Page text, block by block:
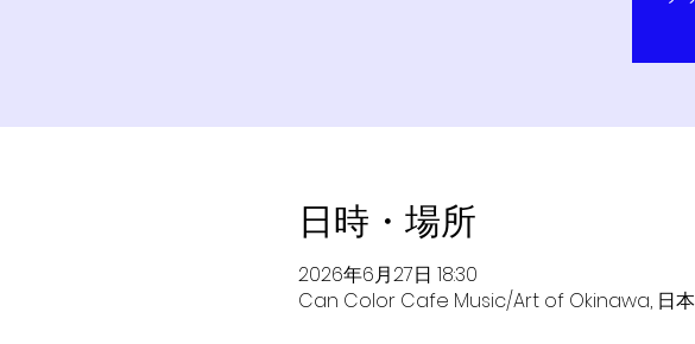
日時・場所
2026年6月27日 18:30
Can Color Cafe Music/Art of Okinawa, 日本